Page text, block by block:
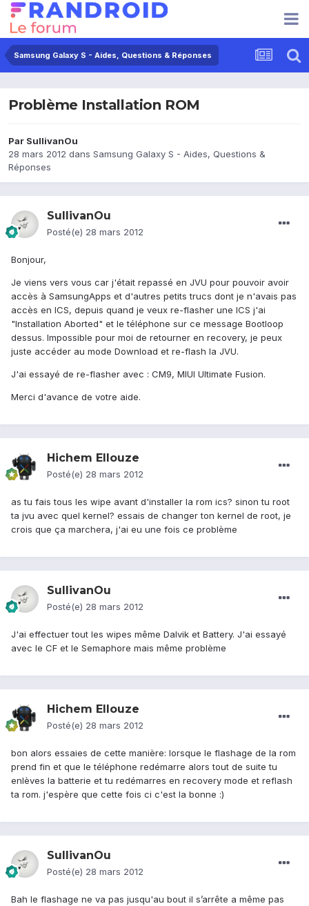
Samsung Galaxy S - Aides, Questions & Réponses
Problème Installation ROM
Par SullivanOu
28 mars 2012 dans Samsung Galaxy S - Aides, Questions &
Réponses
SullivanOu
Posté(e) 28 mars 2012
Bonjour,
Je viens vers vous car j'était repassé en JVU pour pouvoir avoir
accès à SamsungApps et d'autres petits trucs dont je n'avais pas
accès en ICS, depuis quand je veux re-flasher une ICS j'ai
"Installation Aborted" et le téléphone sur ce message Bootloop
dessus. Impossible pour moi de retourner en recovery, je peux
juste accéder au mode Download et re-flash la JVU.
J'ai essayé de re-flasher avec : CM9, MIUI Ultimate Fusion.
Merci d'avance de votre aide.
Hichem Ellouze
Posté(e) 28 mars 2012
as tu fais tous les wipe avant d'installer la rom ics? sinon tu root
ta jvu avec quel kernel? essais de changer ton kernel de root, je
crois que ça marchera, j'ai eu une fois ce problème
SullivanOu
Posté(e) 28 mars 2012
J'ai effectuer tout les wipes même Dalvik et Battery. J'ai essayé
avec le CF et le Semaphore mais même problème
Hichem Ellouze
Posté(e) 28 mars 2012
bon alors essaies de cette manière: lorsque le flashage de la rom
prend fin et que le téléphone redémarre alors tout de suite tu
enlèves la batterie et tu redémarres en recovery mode et reflash
ta rom. j'espère que cette fois ci c'est la bonne :)
SullivanOu
Posté(e) 28 mars 2012
Bah le flashage ne va pas jusqu'au bout il s’arrête a même pas